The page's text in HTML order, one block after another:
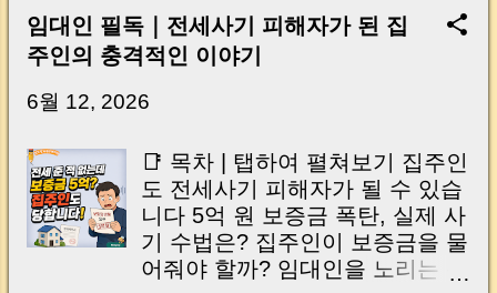
Key Takeaway 혹시 이런 생각 해보신 적 있으
신가요? “잔금일… 그냥 돈 보내고 끝나는 거 아
닌가요?” 하지만 현장에서 보면 전혀 그렇지 않
습니다. 잔금일은 ‘서류 몇 장 처리하는 날’이 아
이는 가장 긴장되는 순간 입니다. 실제로 제가
중개 현장에서 겪었던 일입니다. 금요일 오후 3
시, 이체 한도에 막혀 송금이 멈췄고 그 자리에
서 계약이 무산될 뻔한 아찔한 상황이 있었습니
다. 또 어떤 분은 이렇게 말씀하십니다. “내 대출
인데 왜 내 통장으로 안 들어오죠?” “매도인이 대
임대인 필독｜전세사기 피해자가 된 집
주인의 충격적인 이야기
6월 12, 2026
📑 목차 | 탭하여 펼쳐보기 집주인
도 전세사기 피해자가 될 수 있습
니다 5억 원 보증금 폭탄, 실제 사
기 수법은? 집주인이 보증금을 물
어줘야 할까? 임대인을 노리는 신